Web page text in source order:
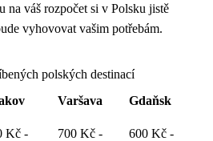
na váš rozpočet si v Polsku jistě
vyhovovat vašim potřebám.
polských destinací
Varšava Gdaňsk
Kč -
700 Kč -
600 Kč -